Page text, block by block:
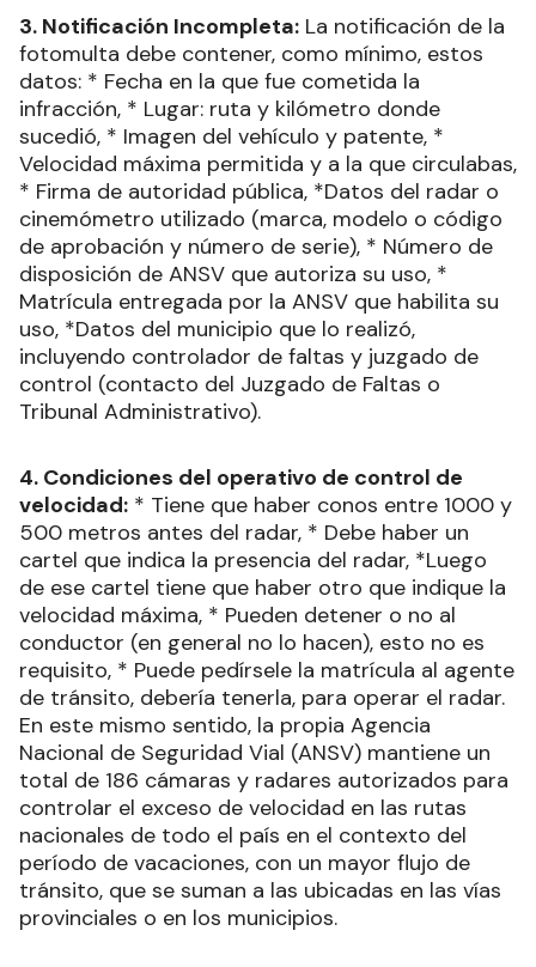
3. Notificación Incompleta: La notificación de la
fotomulta debe contener, como mínimo, estos
datos: * Fecha en la que fue cometida la
infracción, * Lugar: ruta y kilómetro donde
sucedió, * Imagen del vehículo y patente, *
Velocidad máxima permitida y a la que circulabas,
* Firma de autoridad pública, *Datos del radar o
cinemómetro utilizado (marca, modelo o código
de aprobación y número de serie), * Número de
disposición de ANSV que autoriza su uso, *
Matrícula entregada por la ANSV que habilita su
uso, *Datos del municipio que lo realizó,
incluyendo controlador de faltas y juzgado de
control (contacto del Juzgado de Faltas o
Tribunal Administrativo).
4. Condiciones del operativo de control de
velocidad: * Tiene que haber conos entre 1000 y
500 metros antes del radar, * Debe haber un
cartel que indica la presencia del radar, *Luego
de ese cartel tiene que haber otro que indique la
velocidad máxima, * Pueden detener o no al
conductor (en general no lo hacen), esto no es
requisito, * Puede pedírsele la matrícula al agente
de tránsito, debería tenerla, para operar el radar.
En este mismo sentido, la propia Agencia
Nacional de Seguridad Vial (ANSV) mantiene un
total de 186 cámaras y radares autorizados para
controlar el exceso de velocidad en las rutas
nacionales de todo el país en el contexto del
período de vacaciones, con un mayor flujo de
tránsito, que se suman a las ubicadas en las vías
provinciales o en los municipios.